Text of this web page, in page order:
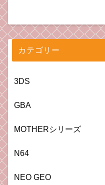
カテゴリー
3DS
GBA
MOTHERシリーズ
N64
NEO GEO